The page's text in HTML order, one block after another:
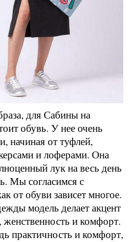
для Сабины на
обувь. У нее очень
начиная от туфлей,
и лоферами. Она
лук на весь день
Мы согласимся с
от обуви зависет многое.
модель делает акцент
и комфорт.
практичность и комфорт,